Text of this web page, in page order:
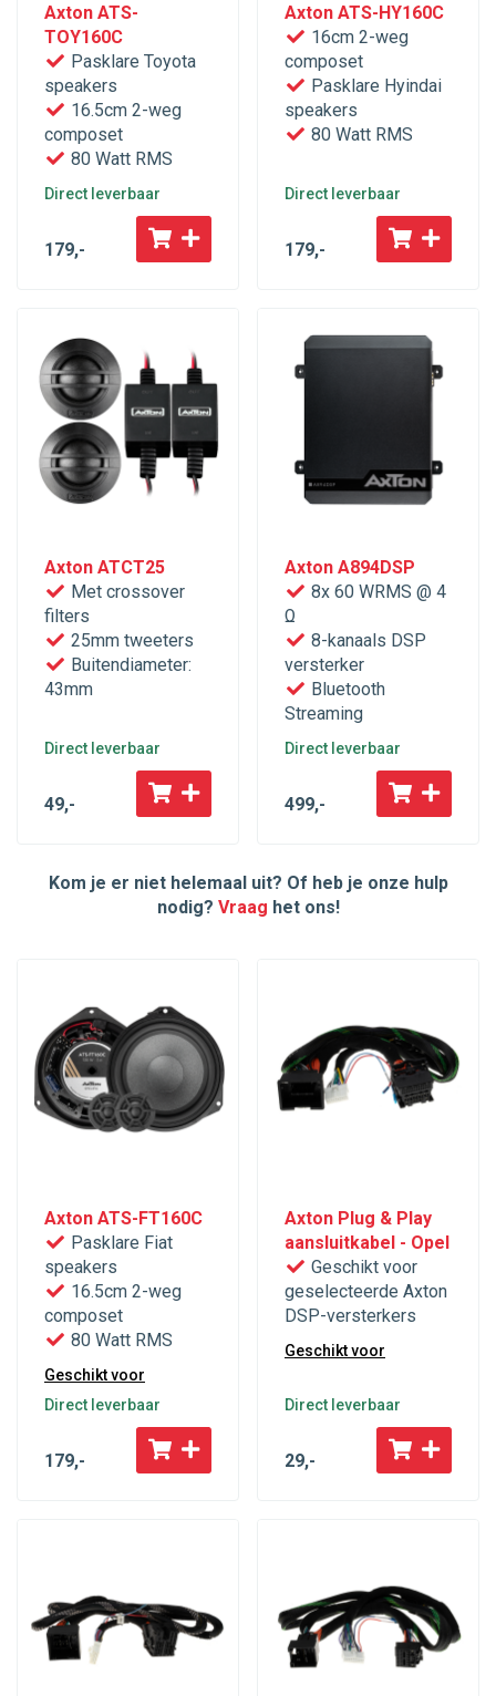
Axton ATS-
TOY160C
Pasklare Toyota
speakers
16.5cm 2-weg
composet
80 Watt RMS
Direct leverbaar
179,-
Axton ATS-HY160C
16cm 2-weg
composet
Pasklare Hyindai
speakers
80 Watt RMS
Direct leverbaar
179,-
Axton ATCT25
Met crossover
filters
25mm tweeters
Buitendiameter:
43mm
Direct leverbaar
49,-
Axton A894DSP
8x 60 WRMS @ 4
Ω
8-kanaals DSP
versterker
Bluetooth
Streaming
Direct leverbaar
499,-
Kom je er niet helemaal uit? Of heb je onze hulp
nodig? Vraag het ons!
Axton ATS-FT160C
Pasklare Fiat
speakers
16.5cm 2-weg
composet
80 Watt RMS
Geschikt voor
Direct leverbaar
179,-
Axton Plug & Play
aansluitkabel - Opel
Geschikt voor
geselecteerde Axton
DSP-versterkers
Geschikt voor
Direct leverbaar
29,-